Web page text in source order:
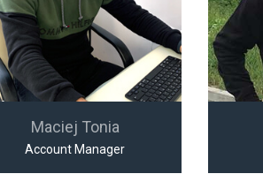
Maciej Tonia
Account Manager